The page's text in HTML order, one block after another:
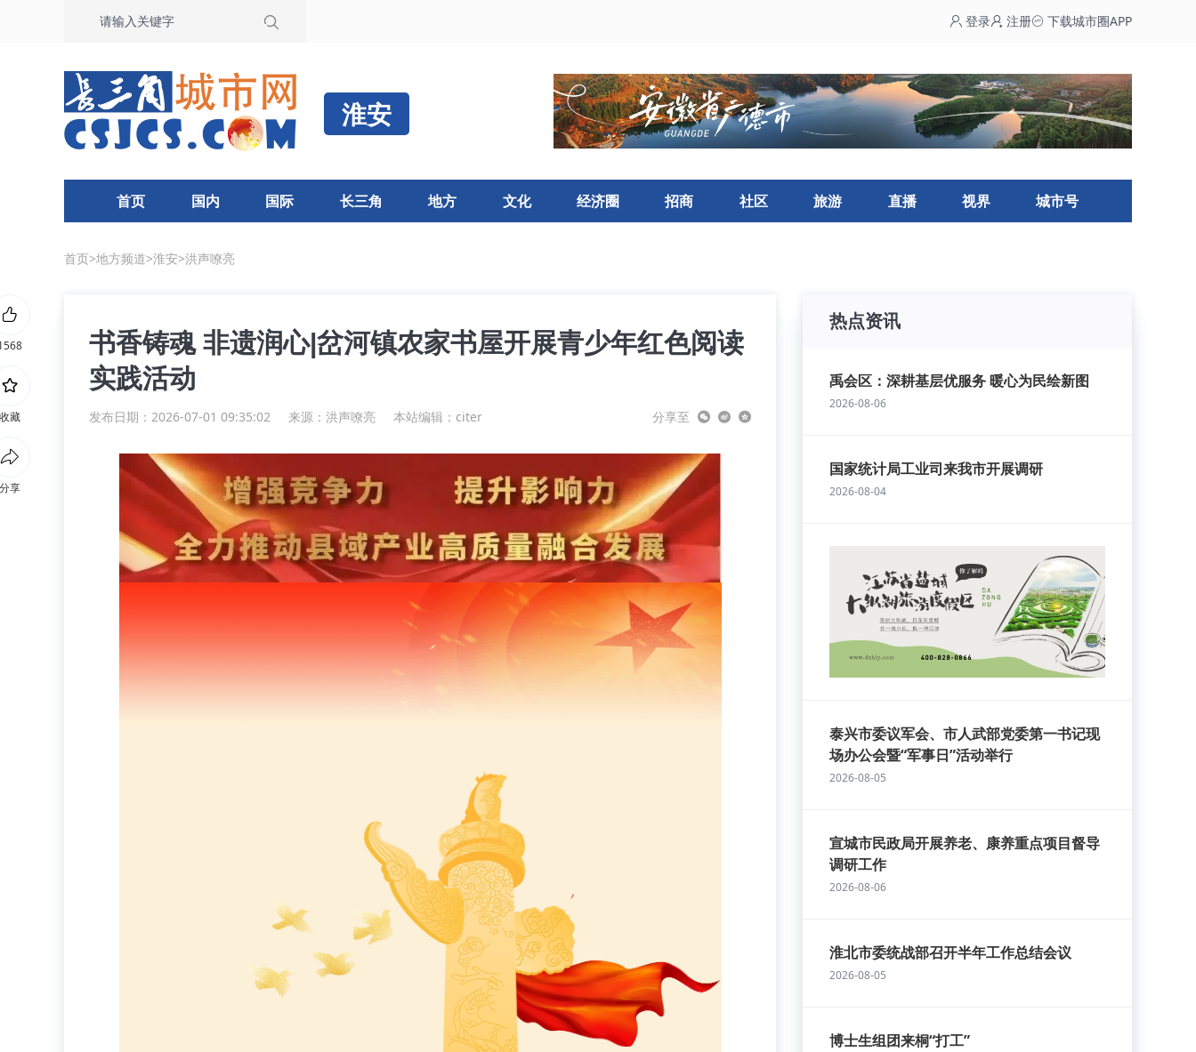
登录 注册 下载城市圈APP
淮安
首页 国内 国际 长三角 地方 文化 经济圈 招商 社区 旅游 直播 视界 城市号
首页>地方频道>淮安>洪声嘹亮
书香铸魂 非遗润心|岔河镇农家书屋开展青少年红色阅读
实践活动
发布日期：2026-07-01 09:35:02 来源： 洪声嘹亮 本站编辑：citer 分享至
热点资讯
禹会区：深耕基层优服务 暖心为民绘新图
2026-08-06
国家统计局工业司来我市开展调研
2026-08-04
泰兴市委议军会、市人武部党委第一书记现
场办公会暨“军事日”活动举行
2026-08-05
宣城市民政局开展养老、康养重点项目督导
调研工作
2026-08-06
淮北市委统战部召开半年工作总结会议
2026-08-05
博士生组团来桐“打工”
收藏
分享